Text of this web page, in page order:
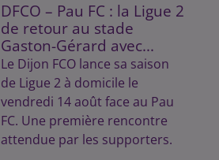
DFCO – Pau FC : la Ligue 2
de retour au stade
Gaston-Gérard avec...
Le Dijon FCO lance sa saison
de Ligue 2 à domicile le
vendredi 14 août face au Pau
FC. Une première rencontre
attendue par les supporters.